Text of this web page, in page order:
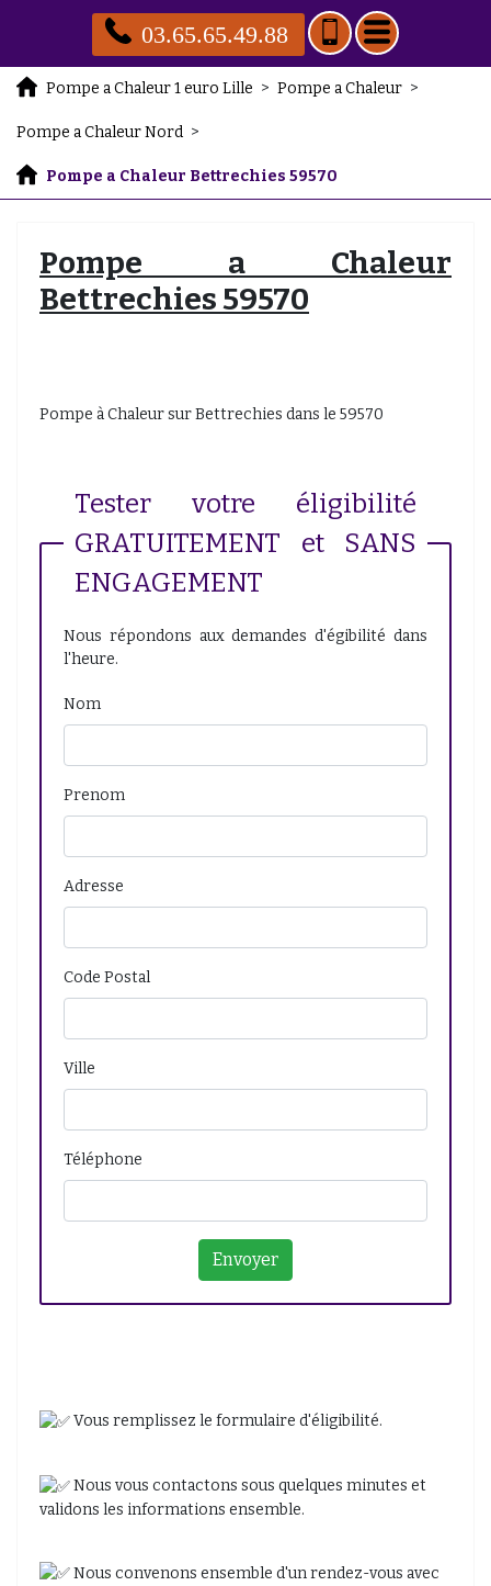
03.65.65.49.88
Pompe a Chaleur 1 euro Lille > Pompe a Chaleur >
Pompe a Chaleur Nord >
Pompe a Chaleur Bettrechies 59570
Pompe a Chaleur
Bettrechies 59570
Pompe à Chaleur sur Bettrechies dans le 59570
Tester votre éligibilité
GRATUITEMENT et SANS
ENGAGEMENT
Nous répondons aux demandes d'égibilité dans
l'heure.
Nom
Prenom
Adresse
Code Postal
Ville
Téléphone
Vous remplissez le formulaire d'éligibilité.
Nous vous contactons sous quelques minutes et
validons les informations ensemble.
Nous convenons ensemble d'un rendez-vous avec